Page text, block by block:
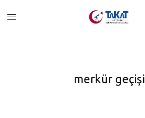
merkür geçişi